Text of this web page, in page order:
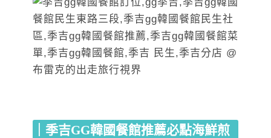
｜季吉GG韓國餐館推薦必點海鮮煎